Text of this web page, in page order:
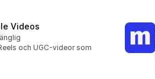
Videos
och UGC-videor som